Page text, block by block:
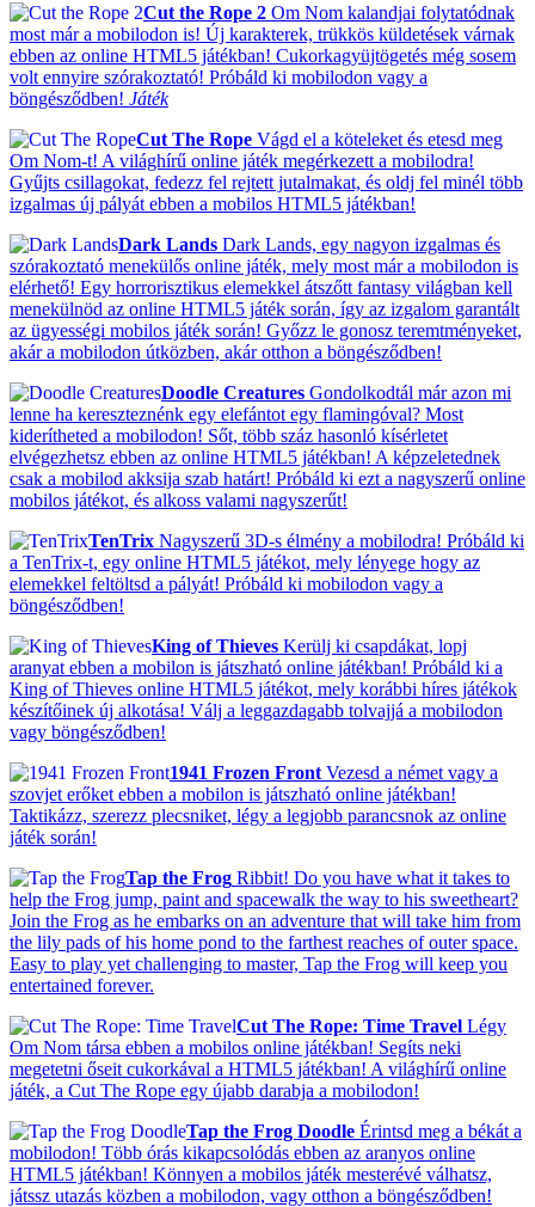
Cut the Rope 2 Om Nom kalandjai folytatódnak
most már a mobilodon is! Új karakterek, trükkös küldetések várnak
ebben az online HTML5 játékban! Cukorkagyüjtögetés még sosem
volt ennyire szórakoztató! Próbáld ki mobilodon vagy a
böngésződben! Játék
Cut The Rope Vágd el a köteleket és etesd meg
Om Nom-t! A világhírű online játék megérkezett a mobilodra!
Gyűjts csillagokat, fedezz fel rejtett jutalmakat, és oldj fel minél több
izgalmas új pályát ebben a mobilos HTML5 játékban!
Dark Lands Dark Lands, egy nagyon izgalmas és
szórakoztató menekülős online játék, mely most már a mobilodon is
elérhető! Egy horrorisztikus elemekkel átszőtt fantasy világban kell
menekülnöd az online HTML5 játék során, így az izgalom garantált
az ügyességi mobilos játék során! Győzz le gonosz teremtményeket,
akár a mobilodon útközben, akár otthon a böngésződben!
Doodle Creatures Gondolkodtál már azon mi
lenne ha kereszteznénk egy elefántot egy flamingóval? Most
kiderítheted a mobilodon! Sőt, több száz hasonló kísérletet
elvégezhetsz ebben az online HTML5 játékban! A képzeletednek
csak a mobilod akksija szab határt! Próbáld ki ezt a nagyszerű online
mobilos játékot, és alkoss valami nagyszerűt!
TenTrix Nagyszerű 3D-s élmény a mobilodra! Próbáld ki
a TenTrix-t, egy online HTML5 játékot, mely lényege hogy az
elemekkel feltöltsd a pályát! Próbáld ki mobilodon vagy a
böngésződben!
King of Thieves Kerülj ki csapdákat, lopj
aranyat ebben a mobilon is játszható online játékban! Próbáld ki a
King of Thieves online HTML5 játékot, mely korábbi híres játékok
készítőinek új alkotása! Válj a leggazdagabb tolvajjá a mobilodon
vagy böngésződben!
1941 Frozen Front Vezesd a német vagy a
szovjet erőket ebben a mobilon is játszható online játékban!
Taktikázz, szerezz plecsniket, légy a legjobb parancsnok az online
játék során!
Tap the Frog Ribbit! Do you have what it takes to
help the Frog jump, paint and spacewalk the way to his sweetheart?
Join the Frog as he embarks on an adventure that will take him from
the lily pads of his home pond to the farthest reaches of outer space.
Easy to play yet challenging to master, Tap the Frog will keep you
entertained forever.
Cut The Rope: Time Travel Légy
Om Nom társa ebben a mobilos online játékban! Segíts neki
megetetni őseit cukorkával a HTML5 játékban! A világhírű online
játék, a Cut The Rope egy újabb darabja a mobilodon!
Tap the Frog Doodle Érintsd meg a békát a
mobilodon! Több órás kikapcsolódás ebben az aranyos online
HTML5 játékban! Könnyen a mobilos játék mesterévé válhatsz,
játssz utazás közben a mobilodon, vagy otthon a böngésződben!